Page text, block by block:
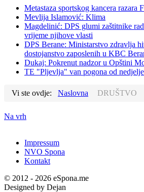
Metastaza sportskog kancera razara
Mevlija Islamović: Klima
Magdelinić: DPS glumi zaštitnike
vrijeme njihove vlasti
DPS Berane: Ministarstvo zdravlja
dostojanstvo zaposlenih u KBC
Dukaj: Pokrenut nadzor u Opštini
TE "Pljevlja" van pogona od nedjelje
Vi ste ovdje: Naslovna DRUŠTVO
Na vrh
Impressum
NVO Spona
Kontakt
© 2012 - 2026 eSpona.me
Designed by Dejan